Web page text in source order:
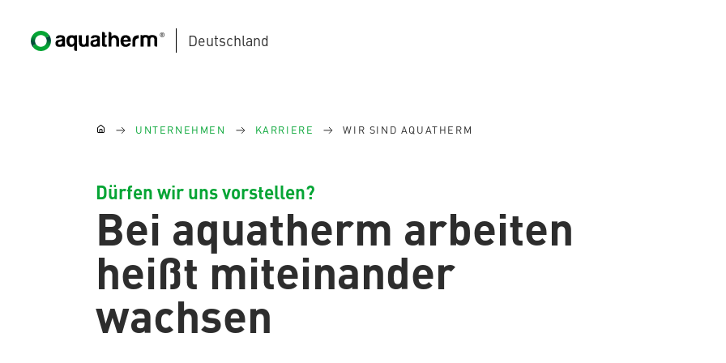
Deutschland
AQUATHERM BLACK
AQUATHERM BLUE
Kontakt
Sie sind hier:
UNTERNEHMEN KARRIERE WIR SIND AQUATHERM
Dürfen wir uns vorstellen?
Bei aquatherm arbeiten
heißt miteinander
wachsen